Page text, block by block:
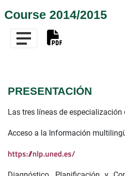
Course 2014/2015
PRESENTACIÓN
Las tres líneas de especialización
Acceso a la Información
https://nlp.uned.es/